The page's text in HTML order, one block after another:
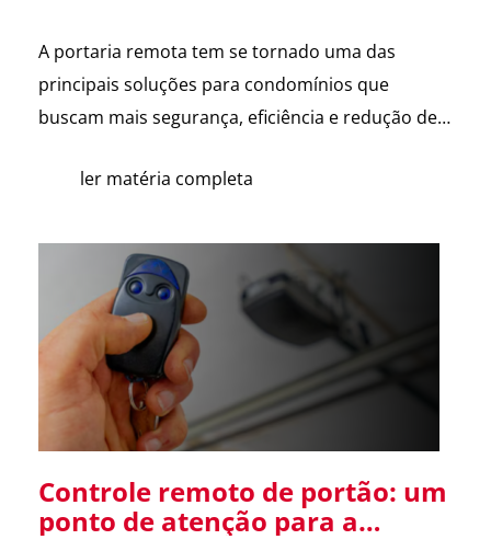
Condomínios
A portaria remota tem se tornado uma das
principais soluções para condomínios que
buscam mais segurança, eficiência e redução de
dificuldade na contratação de mão de obra, cada
avaliando essa alternativa. Para esclarecer as
principais dúvidas, reunimos cortes do nosso
Diretor […]
ler matéria completa
Controle remoto de portão: um
ponto de atenção para a